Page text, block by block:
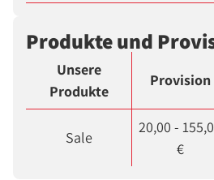
Produkte und
Unsere
Produkte
Provision
Sale
20,00 -
€